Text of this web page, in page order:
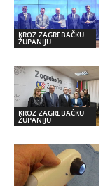
KROZ ZAGREBAČKU
ŽUPANIJU
KROZ ZAGREBAČKU
ŽUPANIJU